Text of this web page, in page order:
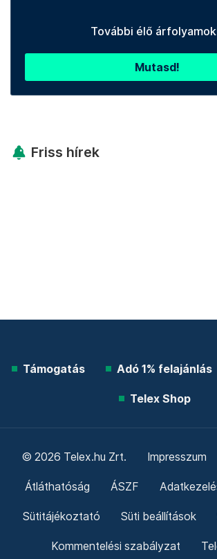
További élő
Mutasd!
Friss hírek
Támogatás Adó 1% felajánlás
Telex Shop
© 2026 Telex.hu Zrt. Impresszum
Átláthatóság ÁSZF
Sütitájékoztató Süti beállítások
Kommentelési szabályzat